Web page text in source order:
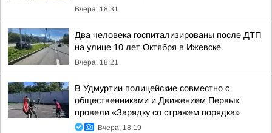
Вчера, 18:31
Два человека госпитализированы после ДТП
на улице 10 лет Октября в Ижевске
Вчера, 18:21
В Удмуртии полицейские совместно с
общественниками и Движением Первых
провели «Зарядку со стражем порядка»
Вчера, 18:19